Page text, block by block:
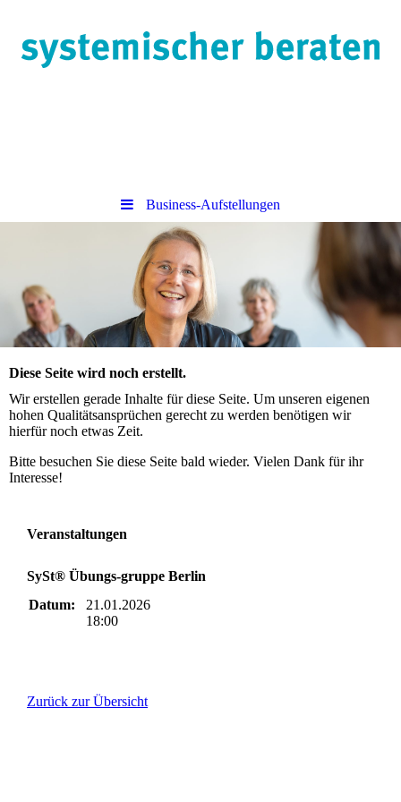
Business-Aufstellungen
Diese Seite wird noch erstellt.
Wir erstellen gerade Inhalte für diese Seite. Um unseren eigenen
hohen Qualitätsansprüchen gerecht zu werden benötigen wir
hierfür noch etwas Zeit.
Bitte besuchen Sie diese Seite bald wieder. Vielen Dank für ihr
Interesse!
Veranstaltungen
SySt® Übungs-gruppe Berlin
Datum:
21.01.2026
18:00
Zurück zur Übersicht